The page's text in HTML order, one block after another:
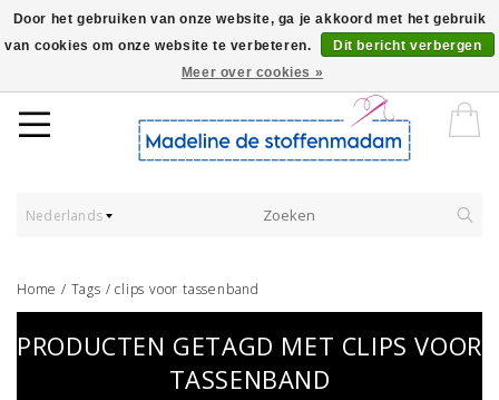
Worldwide Shipping - Onze stoffen worden verkocht per 10 cm.
Nederlands
Home / Tags /clips voor tassenband
PRODUCTEN GETAGD MET CLIPS VOOR
TASSENBAND
Door het gebruiken van onze website, ga je akkoord met het gebruik
van cookies om onze website te verbeteren.
Dit bericht verbergen
Meer over cookies »